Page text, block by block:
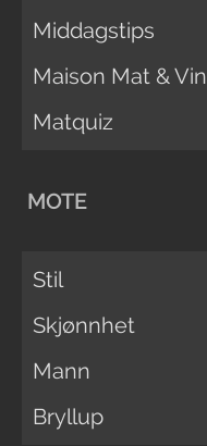
Middagstips
Maison Mat & Vin
Matquiz
MOTE
Stil
Skjønnhet
Mann
Bryllup